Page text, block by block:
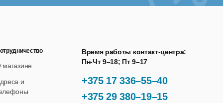
+375 17 336–55–40
+375 29 380–19–15
Время работы контакт-центра:
Пн-Чт 9–18; Пт 9–17
и